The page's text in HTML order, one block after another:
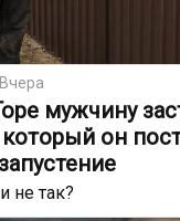
мужчину
который он
не так?